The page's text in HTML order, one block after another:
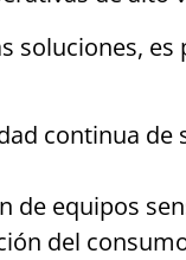
soluciones, es
continua de
de equipos
del